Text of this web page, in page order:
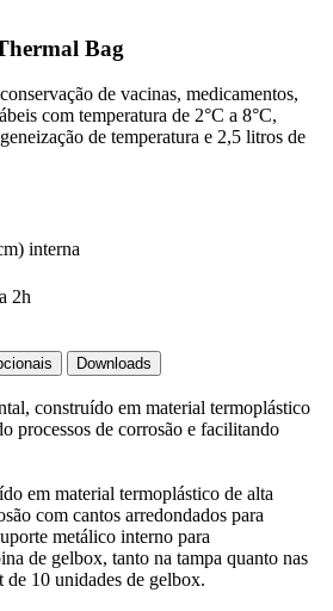
Bag
de vacinas, medicamentos,
com temperatura de 2°C a 8°C,
de temperatura e 2,5 litros de
interna
2h
Downloads
construído em material termoplástico
processos de corrosão e facilitando
em material termoplástico de alta
com cantos arredondados para
metálico interno para
de gelbox, tanto na tampa quanto nas
10 unidades de gelbox.